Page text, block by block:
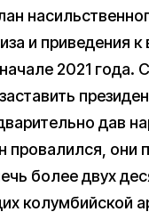
и приведения к
2021 года.
дав
провалился, они
более двух
колумбийской